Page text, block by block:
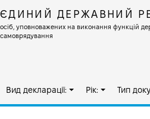
ЄДИНИЙ ДЕРЖАВНИЙ
осіб, уповноважених на виконання функцій
самоврядування
Вид декларації: Рік: Тип